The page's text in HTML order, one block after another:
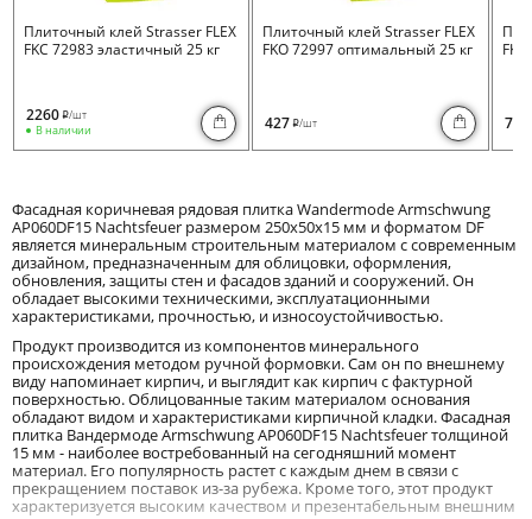
Плиточный клей Strasser FLEX
FKC 72983 эластичный 25 кг
2260 i/шт
В наличии
Плиточный клей Strasser FLEX
FKO 72997 оптимальный 25 кг
427 i/шт 730
Фасадная коричневая рядовая плитка Wandermode Armschwung
AP060DF15 Nachtsfeuer размером 250x50x15 мм и форматом DF
является минеральным строительным материалом с современным
дизайном, предназначенным для облицовки, оформления,
обновления, защиты стен и фасадов зданий и сооружений. Он
обладает высокими техническими, эксплуатационными
характеристиками, прочностью, и износоустойчивостью.
Продукт производится из компонентов минерального
происхождения методом ручной формовки. Сам он по внешнему
виду напоминает кирпич, и выглядит как кирпич с фактурной
поверхностью. Облицованные таким материалом основания
обладают видом и характеристиками кирпичной кладки. Фасадная
плитка Вандермоде Armschwung AP060DF15 Nachtsfeuer толщиной
15 мм - наиболее востребованный на сегодняшний момент
материал. Его популярность растет с каждым днем в связи с
прекращением поставок из-за рубежа. Кроме того, этот продукт
характеризуется высоким качеством и презентабельным внешним